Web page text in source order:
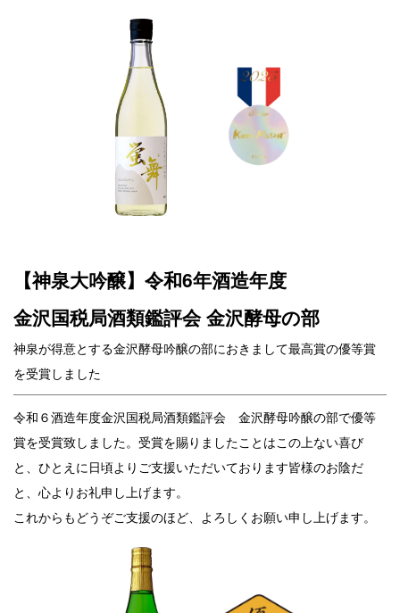
【神泉大吟醸】令和6年酒造年度
金沢国税局酒類鑑評会 金沢酵母の部
神泉が得意とする金沢酵母吟醸の部におきまして最高賞の優等賞
を受賞しました
令和６酒造年度金沢国税局酒類鑑評会 金沢酵母吟醸の部で優等
賞を受賞致しました。 受賞を賜りましたことはこの上ない喜び
と、ひとえに日頃よりご支援いただいております皆様のお陰だ
と、心よりお礼申し上げます。
これからもどうぞご支援のほど、よろしくお願い申し上げます。